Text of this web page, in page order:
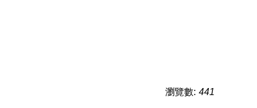
瀏覽數: 441